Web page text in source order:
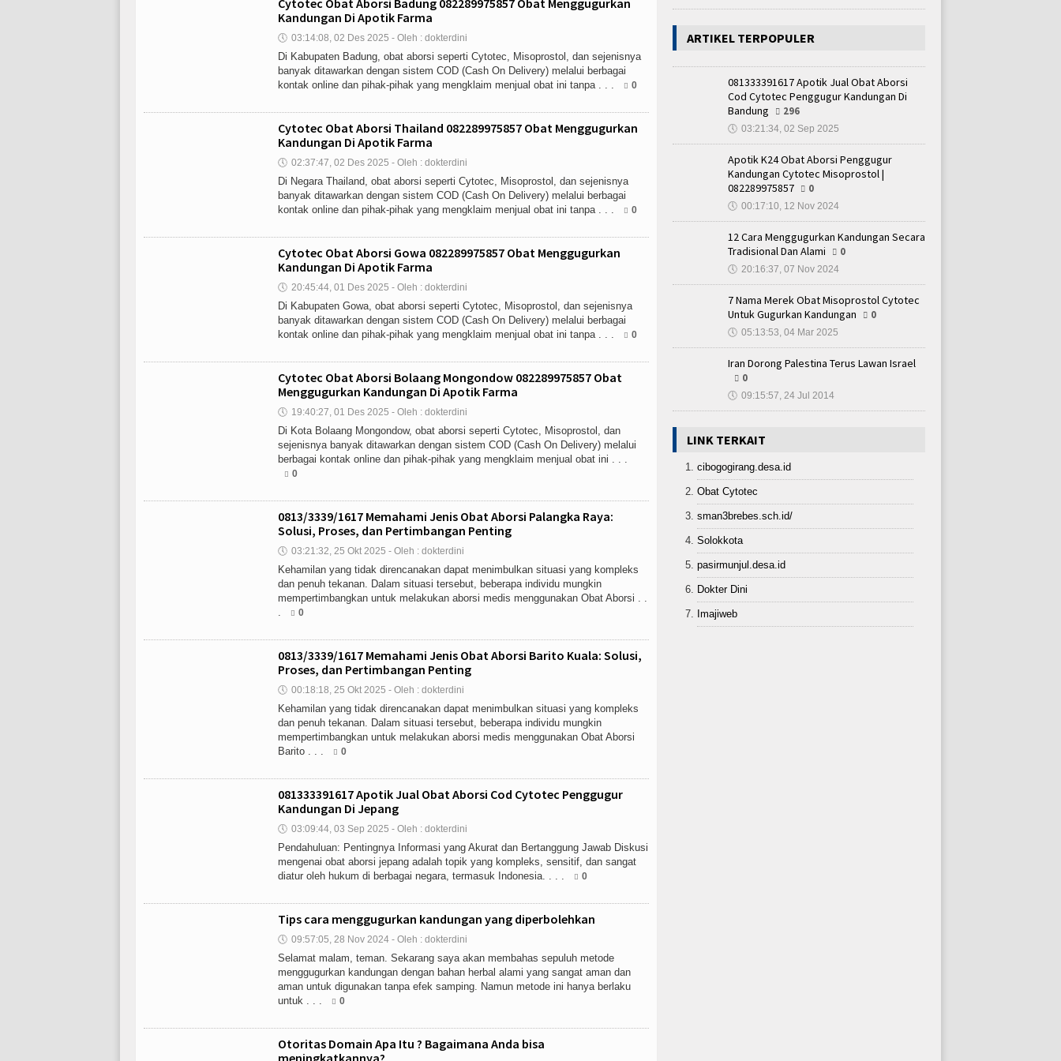
Cytotec Obat Aborsi Badung 082289975857 Obat Menggugurkan
Kandungan Di Apotik Farma
🕔 03:14:08, 02 Des 2025 - Oleh : dokterdini
Di Kabupaten Badung, obat aborsi seperti Cytotec, Misoprostol, dan sejenisnya
banyak ditawarkan dengan sistem COD (Cash On Delivery) melalui berbagai
kontak online dan pihak-pihak yang mengklaim menjual obat ini tanpa . . .
0
Cytotec Obat Aborsi Thailand 082289975857 Obat Menggugurkan
Kandungan Di Apotik Farma
🕔 02:37:47, 02 Des 2025 - Oleh : dokterdini
Di Negara Thailand, obat aborsi seperti Cytotec, Misoprostol, dan sejenisnya
banyak ditawarkan dengan sistem COD (Cash On Delivery) melalui berbagai
kontak online dan pihak-pihak yang mengklaim menjual obat ini tanpa . . .
0
Cytotec Obat Aborsi Gowa 082289975857 Obat Menggugurkan
Kandungan Di Apotik Farma
🕔 20:45:44, 01 Des 2025 - Oleh : dokterdini
Di Kabupaten Gowa, obat aborsi seperti Cytotec, Misoprostol, dan sejenisnya
banyak ditawarkan dengan sistem COD (Cash On Delivery) melalui berbagai
kontak online dan pihak-pihak yang mengklaim menjual obat ini tanpa . . .
0
Cytotec Obat Aborsi Bolaang Mongondow 082289975857 Obat
Menggugurkan Kandungan Di Apotik Farma
🕔 19:40:27, 01 Des 2025 - Oleh : dokterdini
Di Kota Bolaang Mongondow, obat aborsi seperti Cytotec, Misoprostol, dan
sejenisnya banyak ditawarkan dengan sistem COD (Cash On Delivery) melalui
berbagai kontak online dan pihak-pihak yang mengklaim menjual obat ini . . .
0
0813/3339/1617 Memahami Jenis Obat Aborsi Palangka Raya:
Solusi, Proses, dan Pertimbangan Penting
🕔 03:21:32, 25 Okt 2025 - Oleh : dokterdini
Kehamilan yang tidak direncanakan dapat menimbulkan situasi yang kompleks
dan penuh tekanan. Dalam situasi tersebut, beberapa individu mungkin
mempertimbangkan untuk melakukan aborsi medis menggunakan Obat Aborsi . .
.
0
0813/3339/1617 Memahami Jenis Obat Aborsi Barito Kuala: Solusi,
Proses, dan Pertimbangan Penting
🕔 00:18:18, 25 Okt 2025 - Oleh : dokterdini
Kehamilan yang tidak direncanakan dapat menimbulkan situasi yang kompleks
dan penuh tekanan. Dalam situasi tersebut, beberapa individu mungkin
mempertimbangkan untuk melakukan aborsi medis menggunakan Obat Aborsi
Barito . . .
0
081333391617 Apotik Jual Obat Aborsi Cod Cytotec Penggugur
Kandungan Di Jepang
🕔 03:09:44, 03 Sep 2025 - Oleh : dokterdini
Pendahuluan: Pentingnya Informasi yang Akurat dan Bertanggung Jawab Diskusi
mengenai obat aborsi jepang adalah topik yang kompleks, sensitif, dan sangat
diatur oleh hukum di berbagai negara, termasuk Indonesia. . . .
0
Tips cara menggugurkan kandungan yang diperbolehkan
🕔 09:57:05, 28 Nov 2024 - Oleh : dokterdini
Selamat malam, teman. Sekarang saya akan membahas sepuluh metode
menggugurkan kandungan dengan bahan herbal alami yang sangat aman dan
aman untuk digunakan tanpa efek samping. Namun metode ini hanya berlaku
untuk . . .
0
Otoritas Domain Apa Itu ? Bagaimana Anda bisa
ARTIKEL TERPOPULER
081333391617 Apotik Jual Obat Aborsi
Cod Cytotec Penggugur Kandungan Di
Bandung
296
🕔 03:21:34, 02 Sep 2025
Apotik K24 Obat Aborsi Penggugur
Kandungan Cytotec Misoprostol |
082289975857
0
🕔 00:17:10, 12 Nov 2024
12 Cara Menggugurkan Kandungan Secara
Tradisional Dan Alami
0
🕔 20:16:37, 07 Nov 2024
7 Nama Merek Obat Misoprostol Cytotec
Untuk Gugurkan Kandungan
0
🕔 05:13:53, 04 Mar 2025
Iran Dorong Palestina Terus Lawan Israel
0
🕔 09:15:57, 24 Jul 2014
LINK TERKAIT
cibogogirang.desa.id
Obat Cytotec
sman3brebes.sch.id/
Solokkota
pasirmunjul.desa.id
Dokter Dini
Imajiweb